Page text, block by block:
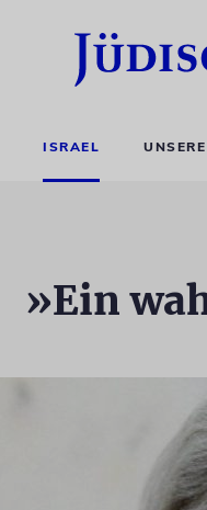
ISRAEL
»Ein